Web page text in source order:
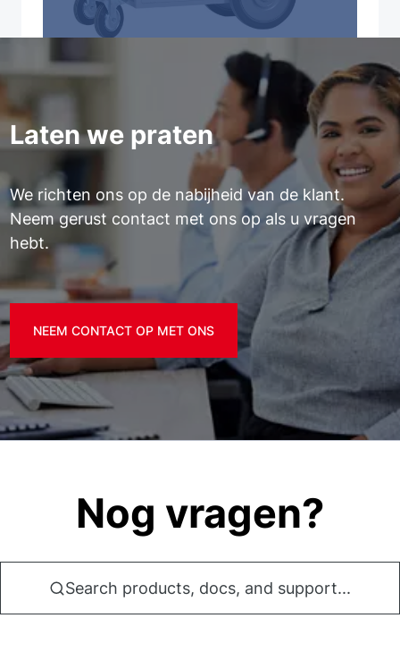
Laten we praten
We richten ons op de nabijheid van de klant.
Neem gerust contact met ons op als u vragen
hebt.
NEEM CONTACT OP MET ONS
Nog vragen?
Search products, docs, and support...